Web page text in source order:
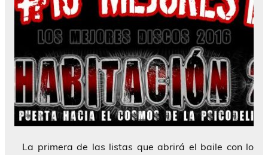
La primera de las listas que abrirá el baile con lo